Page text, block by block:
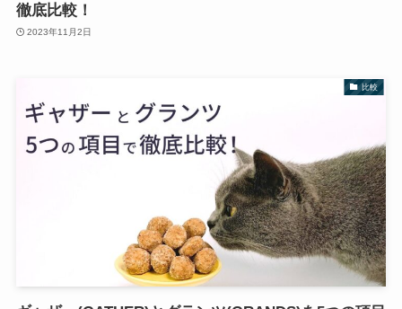
徹底比較！
2023年11月2日
比較